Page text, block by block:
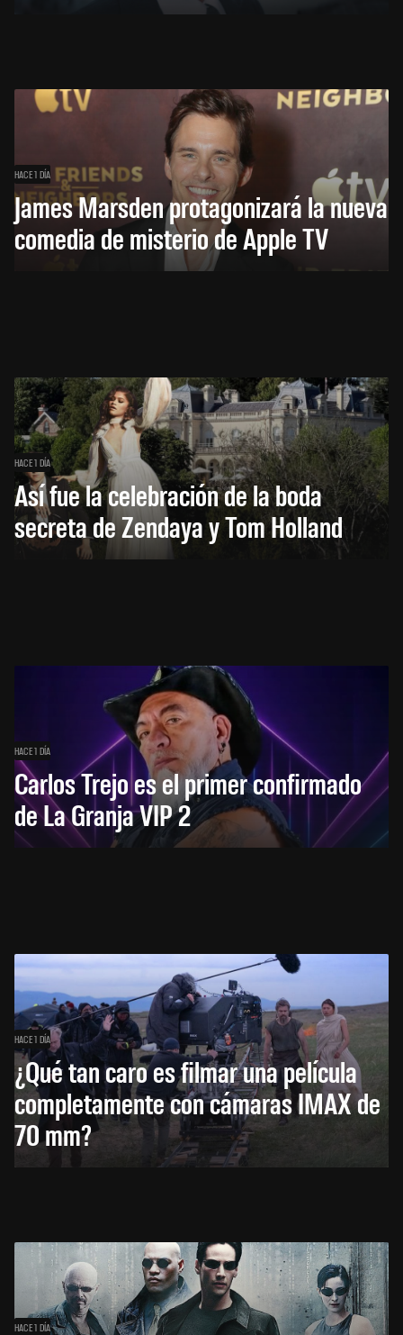
HACE 1 DÍA
James Marsden protagonizará la nueva
comedia de misterio de Apple TV
HACE 1 DÍA
Así fue la celebración de la boda
secreta de Zendaya y Tom Holland
HACE 1 DÍA
Carlos Trejo es el primer confirmado
de La Granja VIP 2
HACE 1 DÍA
¿Qué tan caro es filmar una película
completamente con cámaras IMAX de
70 mm?
HACE 1 DÍA